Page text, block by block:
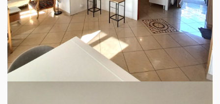
AGE MOYEN
44 ans
NOMBRE D'HABITANTS
21 754 habitants
REVENU MENSUEL PAR
MÉNAGE
2 360 euros / mois
TAUX DE PROPRIÉTAIRES
50 %
TAUX D'HABITATION
24 %